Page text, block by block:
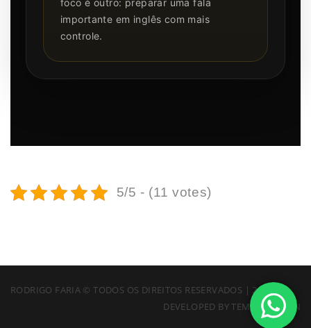
foco é outro: preparar uma fala
importante em inglês com mais
controle.
5/5 - (11 votes)
RODRIGO FARIA © TODOS OS DIREITOS RESERVADOS | 2026
DEVELOPED BYTEMPLATATION